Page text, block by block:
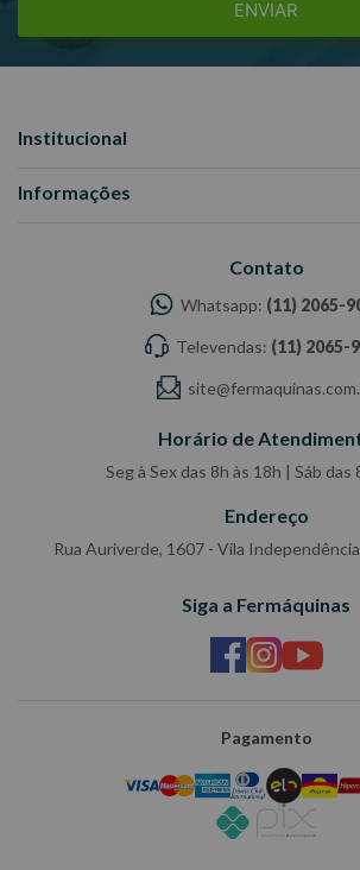
-Todas as informações divulgadas são de
Fabricante/fornecedor
ENVIAR
Institucional
Informações
Contato
Whatsapp: (11) 2065-
Televendas: (11) 2065-
Horário de
Seg à Sex das 8h às 18h | Sáb das
Endereço
Rua Auriverde, 1607 - Vila Independência
Siga a Fermáquinas
Pagamento